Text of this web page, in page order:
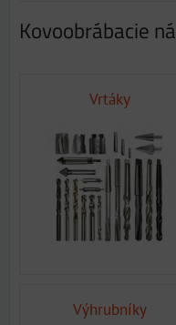
Kovoobrábacie
Vrtáky
Výhrubníky